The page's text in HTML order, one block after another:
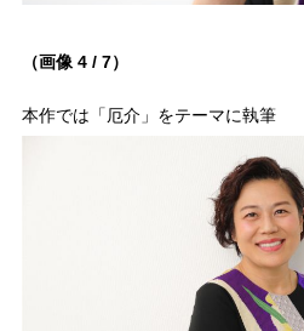
（画像 4 / 7）
本作では「厄介」をテーマに執筆